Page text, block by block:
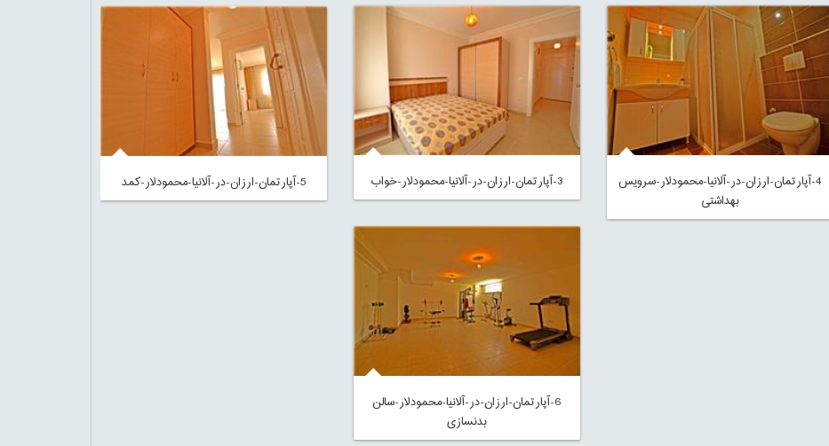
3-آپارتمان-ارزان-در-آلانیا-محمودلار-خواب
4-آپارتمان-ارزان-در-آلانیا-محمودلار-سرویس
بهداشتی
5-آپارتمان-ارزان-در-آلانیا-محمودلار-کمد
6-آپارتمان-ارزان-در-آلانیا-محمودلار-سالن
بدنسازی